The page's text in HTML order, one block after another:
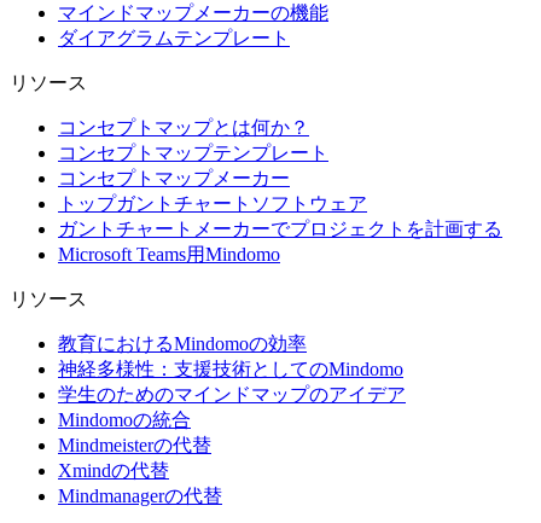
マインドマップメーカーの機能
ダイアグラムテンプレート
リソース
コンセプトマップとは何か？
コンセプトマップテンプレート
コンセプトマップメーカー
トップガントチャートソフトウェア
ガントチャートメーカーでプロジェクトを計画する
Microsoft Teams用Mindomo
リソース
教育におけるMindomoの効率
神経多様性：支援技術としてのMindomo
学生のためのマインドマップのアイデア
Mindomoの統合
Mindmeisterの代替
Xmindの代替
Mindmanagerの代替